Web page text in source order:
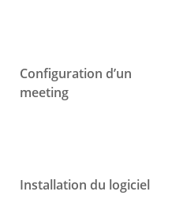
Configuration d’un
meeting
Installation du logiciel